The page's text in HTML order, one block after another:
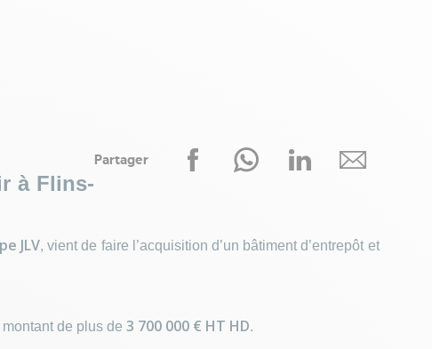
Partager
à Flins-
JLV, vient de faire l’acquisition d’un bâtiment d’entrepôt et
de plus de 3 700 000 € HT HD.